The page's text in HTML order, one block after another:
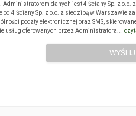
danych jest 4 Ściany Sp. z o.o.
4 Ściany Sp. z o.o. z siedzibą w Warszawie
poczty elektronicznej oraz SMS,
usług oferowanych przez Administratora.…